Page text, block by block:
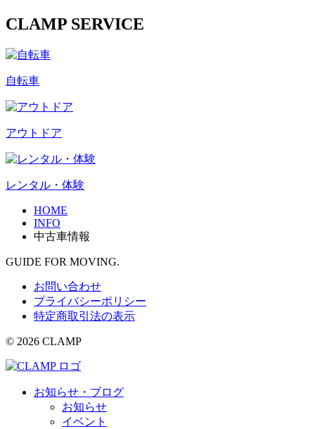
CLAMP SERVICE
自転車
アウトドア
レンタル・体験
HOME
INFO
中古車情報
GUIDE FOR MOVING.
お問い合わせ
プライバシーポリシー
特定商取引法の表示
© 2026 CLAMP
お知らせ・ブログ
お知らせ
イベント